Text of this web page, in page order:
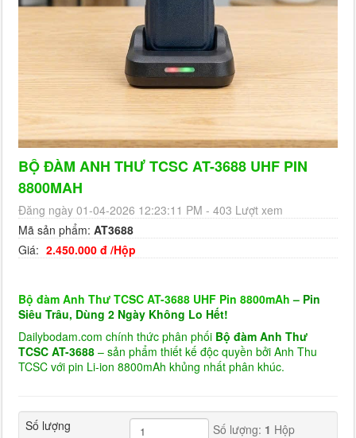
BỘ ĐÀM ANH THƯ TCSC AT-3688 UHF PIN
8800MAH
Đăng ngày 01-04-2026 12:23:11 PM - 403 Lượt xem
Mã sản phẩm:AT3688
Giá: 2.450.000 đ /Hộp
Bộ đàm Anh Thư TCSC AT-3688 UHF Pin 8800mAh – Pin
Siêu Trâu, Dùng 2 Ngày Không Lo Hết!
Dailybodam.com chính thức phân phối Bộ đàm Anh Thư
TCSC AT-3688 – sản phẩm thiết kế độc quyền bởi Anh Thu
TCSC với pin Li-ion 8800mAh khủng nhất phân khúc.
Số lượng Số lượng: 1 Hộp